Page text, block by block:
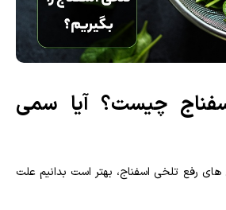
چیست؟ آیا سمی
رفع تلخی اسفناج، بهتر است بدانیم علت